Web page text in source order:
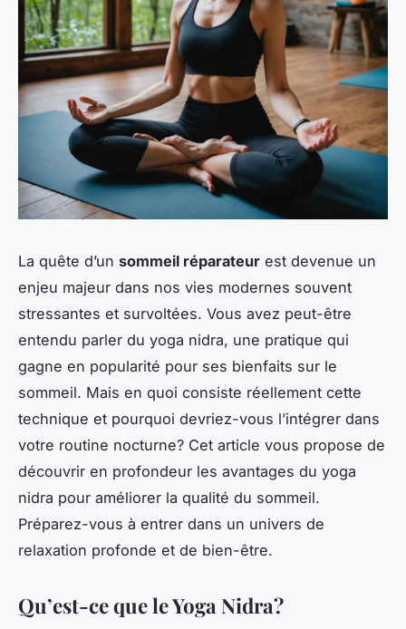
La quête d’un sommeil réparateur est devenue un
enjeu majeur dans nos vies modernes souvent
stressantes et survoltées. Vous avez peut-être
entendu parler du yoga nidra, une pratique qui
gagne en popularité pour ses bienfaits sur le
sommeil. Mais en quoi consiste réellement cette
technique et pourquoi devriez-vous l’intégrer dans
votre routine nocturne? Cet article vous propose de
découvrir en profondeur les avantages du yoga
nidra pour améliorer la qualité du sommeil.
Préparez-vous à entrer dans un univers de
relaxation profonde et de bien-être.
Qu’est-ce que le Yoga Nidra?